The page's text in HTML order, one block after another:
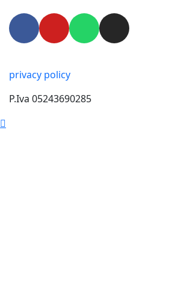
privacy policy
P.Iva 05243690285